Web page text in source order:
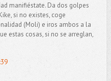
manifiéstate. Da dos golpes
si no existes, coge
(Moli) e iros ambos a la
estas cosas, si no se arreglan,